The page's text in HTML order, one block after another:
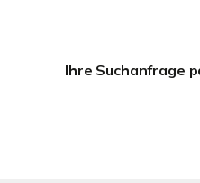
Ihre Suchanfrage